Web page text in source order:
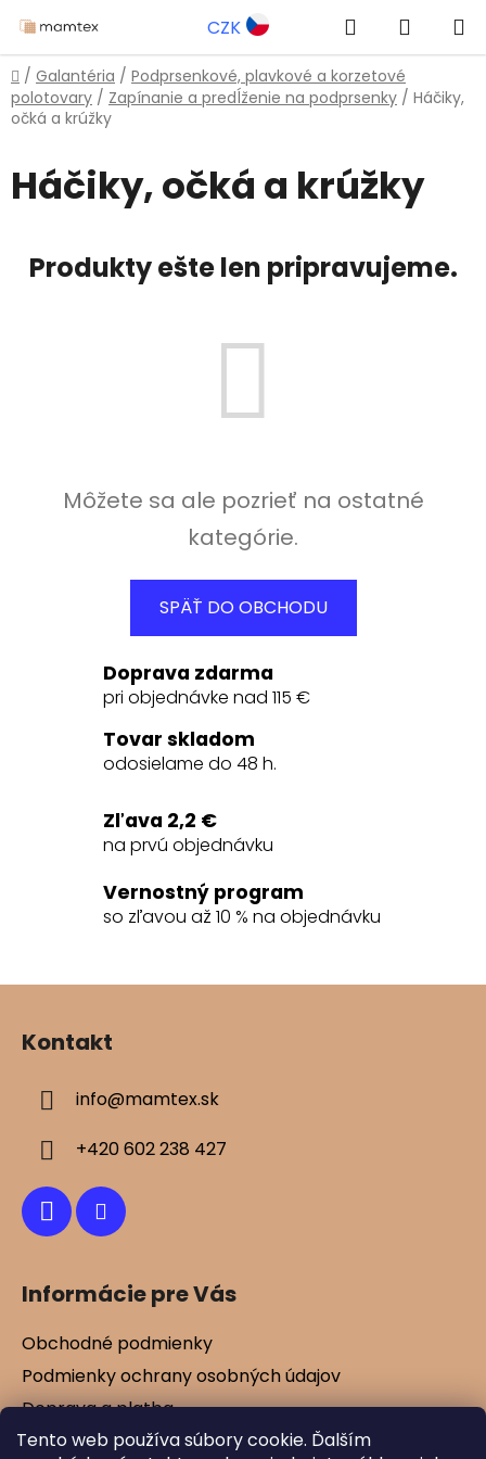
Tento web používa súbory cookie. Ďalším
na
obsah
CZK Hľadať
KOŠÍK
Domov
/ Galantéria / Podprsenkové, plavkové a korzetové
polotovary / Zapínanie a predĺženie na podprsenky / Háčiky,
očká a krúžky
Háčiky, očká a krúžky
Produkty ešte len pripravujeme.
Môžete sa ale pozrieť na ostatné
kategórie.
SPÄŤ DO OBCHODU
Doprava zdarma
pri objednávke nad 115 €
Tovar skladom
odosielame do 48 h.
Zľava 2,2 €
na prvú objednávku
Vernostný program
so zľavou až 10 % na objednávku
Kontakt
info@mamtex.sk
+420 602 238 427
Informácie pre Vás
Obchodné podmienky
Podmienky ochrany osobných údajov
Doprava a platba
Kontakty